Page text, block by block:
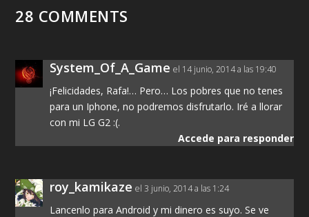
28 COMMENTS
System_Of_A_Game el 14 junio, 2014 a las 19:40
¡Felicidades, Rafa!… Pero… Los pobres que no tenes
para un Iphone, no podremos disfrutarlo. Iré a llorar
con mi LG G2 :(.
Accede para responder
roy_kamikaze el 3 junio, 2014 a las 1:24
Lancenlo para Android y mi dinero es suyo. Se ve